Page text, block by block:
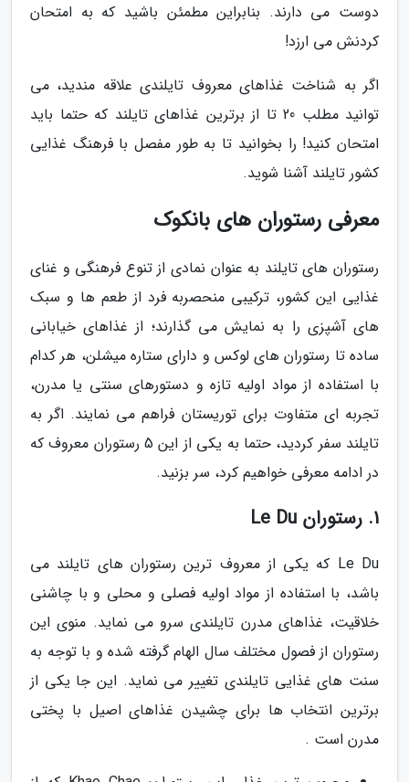
دوست می دارند. بنابراین مطمئن باشید که به امتحان
کردنش می ارزد!
اگر به شناخت غذاهای معروف تایلندی علاقه مندید، می
توانید مطلب 20 تا از برترین غذاهای تایلند که حتما باید
امتحان کنید! را بخوانید تا به طور مفصل با فرهنگ غذایی
کشور تایلند آشنا شوید.
معرفی رستوران های بانکوک
رستوران های تایلند به عنوان نمادی از تنوع فرهنگی و غنای
غذایی این کشور، ترکیبی منحصربه فرد از طعم ها و سبک
های آشپزی را به نمایش می گذارند؛ از غذاهای خیابانی
ساده تا رستوران های لوکس و دارای ستاره میشلن، هر کدام
با استفاده از مواد اولیه تازه و دستورهای سنتی یا مدرن،
تجربه ای متفاوت برای توریستان فراهم می نمایند. اگر به
تایلند سفر کردید، حتما به یکی از این 5 رستوران معروف که
در ادامه معرفی خواهیم کرد، سر بزنید.
1. رستوران Le Du
Le Du که یکی از معروف ترین رستوران های تایلند می
باشد، با استفاده از مواد اولیه فصلی و محلی و با چاشنی
خلاقیت، غذاهای مدرن تایلندی سرو می نماید. منوی این
رستوران از فصول مختلف سال الهام گرفته شده و با توجه به
سنت های غذایی تایلندی تغییر می نماید. این جا یکی از
برترین انتخاب ها برای چشیدن غذاهای اصیل با پختی
مدرن است .